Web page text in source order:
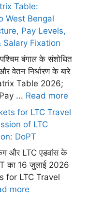
Table:
West Bengal
Pay Levels,
Salary Fixation
बंगाल के संशोधित
वेतन निर्धारण के बारे
Table 2026;
... Read more
for LTC Travel
of LTC
DoPT
और LTC एडवांस के
का 16 जुलाई 2026
for LTC Travel
more